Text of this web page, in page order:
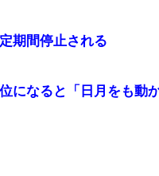
期間停止される
になると「日月をも動